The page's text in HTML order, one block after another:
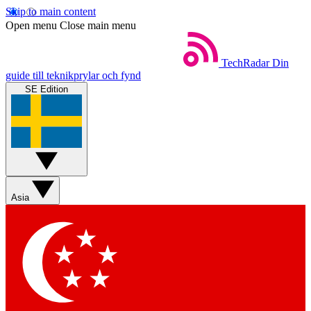
Skip to main content
Open menu Close main menu
TechRadar Din
guide till teknikprylar och fynd
SE Edition
Asia